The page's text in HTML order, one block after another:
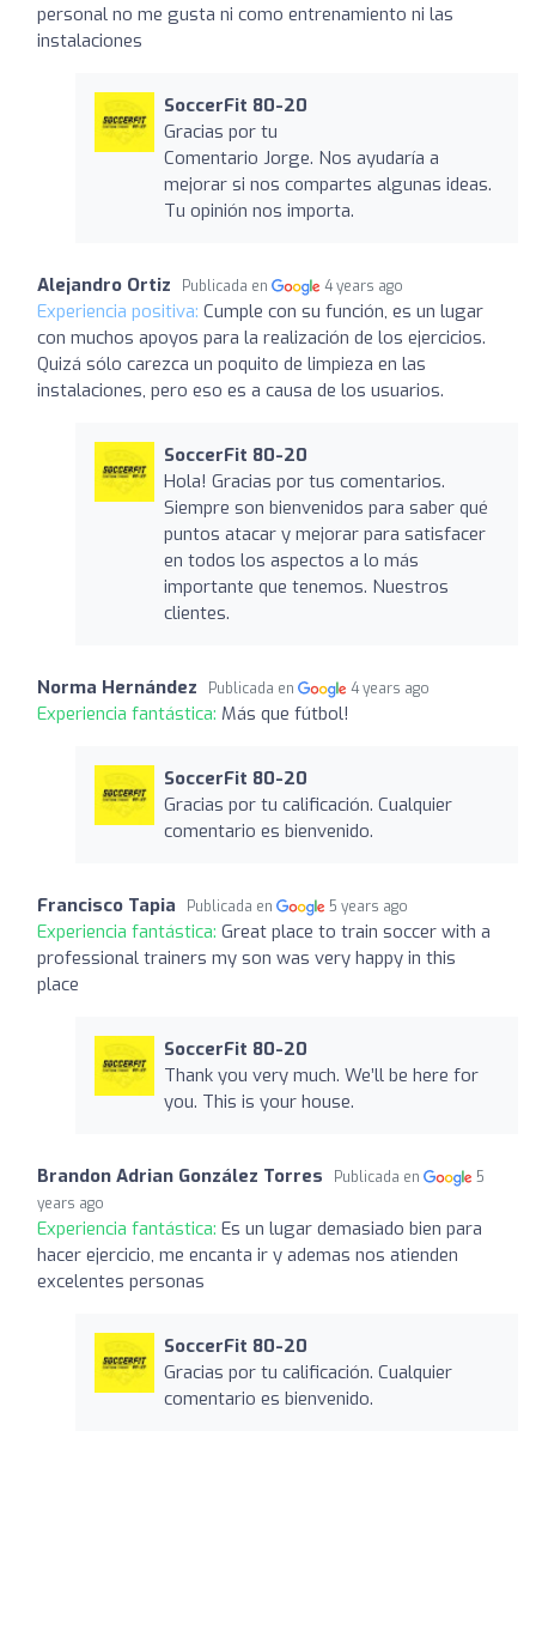
personal no me gusta ni como entrenamiento ni las
instalaciones
SoccerFit 80-20
Gracias por tu
Comentario Jorge. Nos ayudaría a
mejorar si nos compartes algunas ideas.
Tu opinión nos importa.
Alejandro Ortiz Publicada en 4 years ago
Experiencia positiva: Cumple con su función, es un lugar
con muchos apoyos para la realización de los ejercicios.
Quizá sólo carezca un poquito de limpieza en las
instalaciones, pero eso es a causa de los usuarios.
SoccerFit 80-20
Hola! Gracias por tus comentarios.
Siempre son bienvenidos para saber qué
puntos atacar y mejorar para satisfacer
en todos los aspectos a lo más
importante que tenemos. Nuestros
clientes.
Norma Hernández Publicada en 4 years ago
Experiencia fantástica: Más que fútbol!
SoccerFit 80-20
Gracias por tu calificación. Cualquier
comentario es bienvenido.
Francisco Tapia Publicada en 5 years ago
Experiencia fantástica: Great place to train soccer with a
professional trainers my son was very happy in this
place
SoccerFit 80-20
Thank you very much. We’ll be here for
you. This is your house.
Brandon Adrian González Torres Publicada en
5
years ago
Experiencia fantástica: Es un lugar demasiado bien para
hacer ejercicio, me encanta ir y ademas nos atienden
excelentes personas
SoccerFit 80-20
Gracias por tu calificación. Cualquier
comentario es bienvenido.